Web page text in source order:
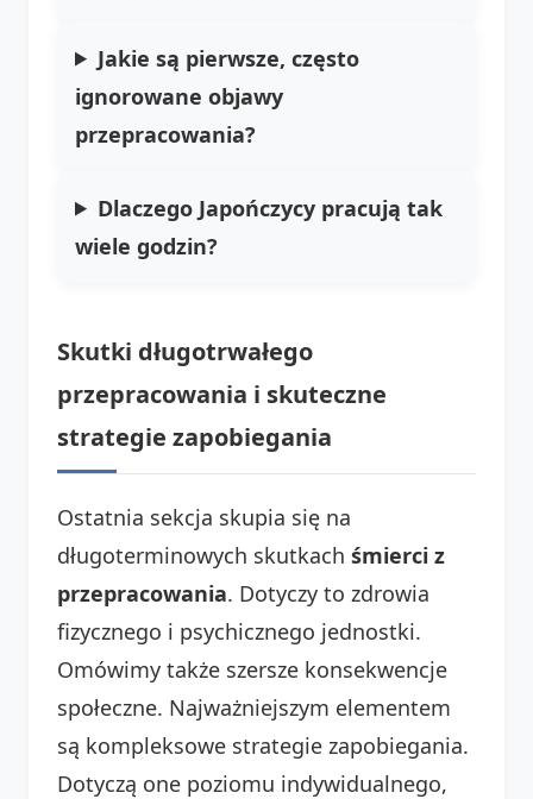
Jakie są pierwsze, często
ignorowane objawy
przepracowania?
Dlaczego Japończycy pracują tak
wiele godzin?
Skutki długotrwałego
przepracowania i skuteczne
strategie zapobiegania
Ostatnia sekcja skupia się na
długoterminowych skutkach śmierci z
przepracowania. Dotyczy to zdrowia
fizycznego i psychicznego jednostki.
Omówimy także szersze konsekwencje
społeczne. Najważniejszym elementem
są kompleksowe strategie zapobiegania.
Dotyczą one poziomu indywidualnego,